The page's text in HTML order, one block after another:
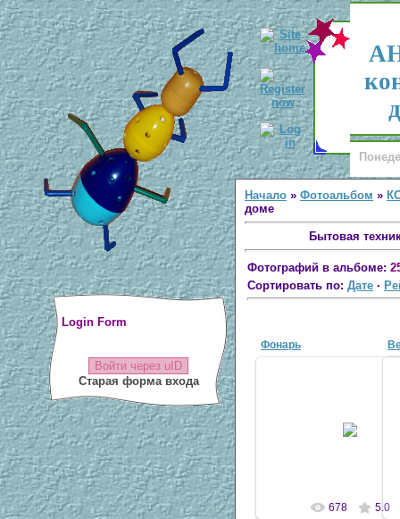
Login Form
Войти через uID
Старая форма входа
Начало » Фотоальбом »
доме
Бытовая
Фотографий в альбоме:
Сортировать по: Дате ·
Фонарь
678 5.0